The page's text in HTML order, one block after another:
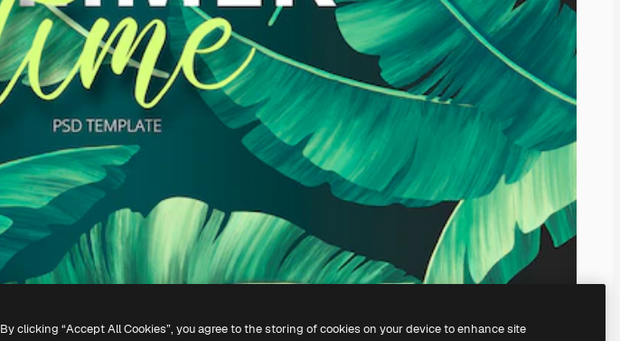
By clicking “Accept All Cookies”, you agree to the storing of cookies on your device to enhance site